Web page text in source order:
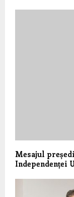
Mesajul
Independenței